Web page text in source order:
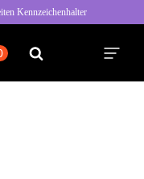
Kennzeichenhalter